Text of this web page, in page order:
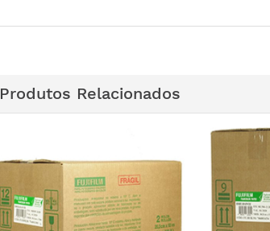
Produtos Relacionados